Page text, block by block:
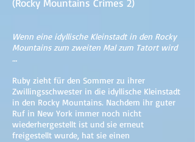
(Rocky Mountains Crimes 2)
Wenn eine idyllische Kleinstadt in den Rocky
Mountains zum zweiten Mal zum Tatort wird
…
Ruby zieht für den Sommer zu ihrer
Zwillingsschwester in die idyllische Kleinstadt
in den Rocky Mountains. Nachdem ihr guter
Ruf in New York immer noch nicht
wiederhergestellt ist und sie erneut
freigestellt wurde, hat sie einen